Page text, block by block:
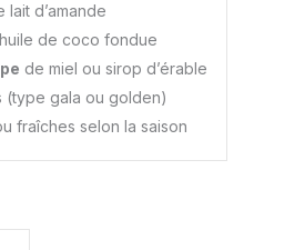
lait d’amande
de coco fondue
de miel ou sirop d’érable
(type gala ou golden)
fraîches selon la saison